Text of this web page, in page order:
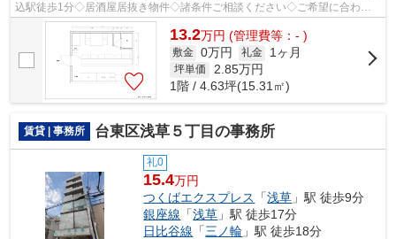
込駅徒歩1分◇居酒屋居抜き物件◇諸条件ご相談ください◇ご希望に合わせ
て物件のご提案が可能です◇お気軽にお問い合...
13.2万円 (管理費等：- )
敷金 0万円 礼金 1ヶ月
坪単価 2.85万円
1階 / 4.63坪(15.31㎡)
賃貸 | 事務所 台東区浅草５丁目の事務所
礼0
15.4万円
つくばエクスプレス
「浅草 」駅 徒歩9分
銀座線 「浅草 」駅 徒歩17分
日比谷線 「三ノ輪 」駅 徒歩18分